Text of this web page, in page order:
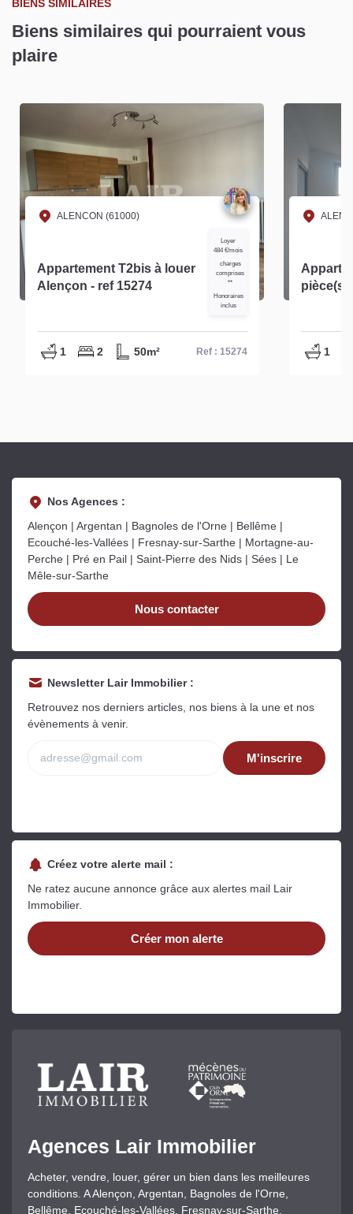
BIENS SIMILAIRES
Biens similaires qui pourraient vous
plaire
ALENCON (61000)
Appartement T2bis à louer
Alençon - ref 15274
Loyer
484 €/mois
charges
comprises
**
Honoraires
inclus
1 2 50m² Ref : 15274
pièce(s)
1
Nos Agences :
Alençon | Argentan | Bagnoles de l'Orne | Bellême |
Ecouché-les-Vallées | Fresnay-sur-Sarthe | Mortagne-au-
Perche | Pré en Pail | Saint-Pierre des Nids | Sées | Le
Mêle-sur-Sarthe
Nous contacter
Newsletter Lair Immobilier :
Retrouvez nos derniers articles, nos biens à la une et nos
évènements à venir.
M'inscrire
Créez votre alerte mail :
Ne ratez aucune annonce grâce aux alertes mail Lair
Immobilier.
Créer mon alerte
Agences Lair Immobilier
Acheter, vendre, louer, gérer un bien dans les meilleures
conditions. A Alençon, Argentan, Bagnoles de l'Orne,
Bellême, Ecouché-les-Vallées, Fresnay-sur-Sarthe,